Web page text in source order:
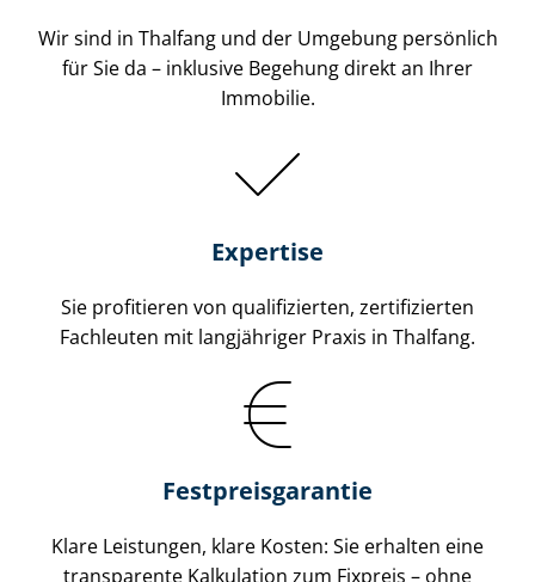
Wir sind in Thalfang und der Umgebung persönlich
für Sie da – inklusive Begehung direkt an Ihrer
Immobilie.
Expertise
Sie profitieren von qualifizierten, zertifizierten
Fachleuten mit langjähriger Praxis in Thalfang.
Fest­preis­ga­ran­tie
Klare Leistungen, klare Kosten: Sie erhalten eine
transparente Kalkulation zum Fixpreis – ohne